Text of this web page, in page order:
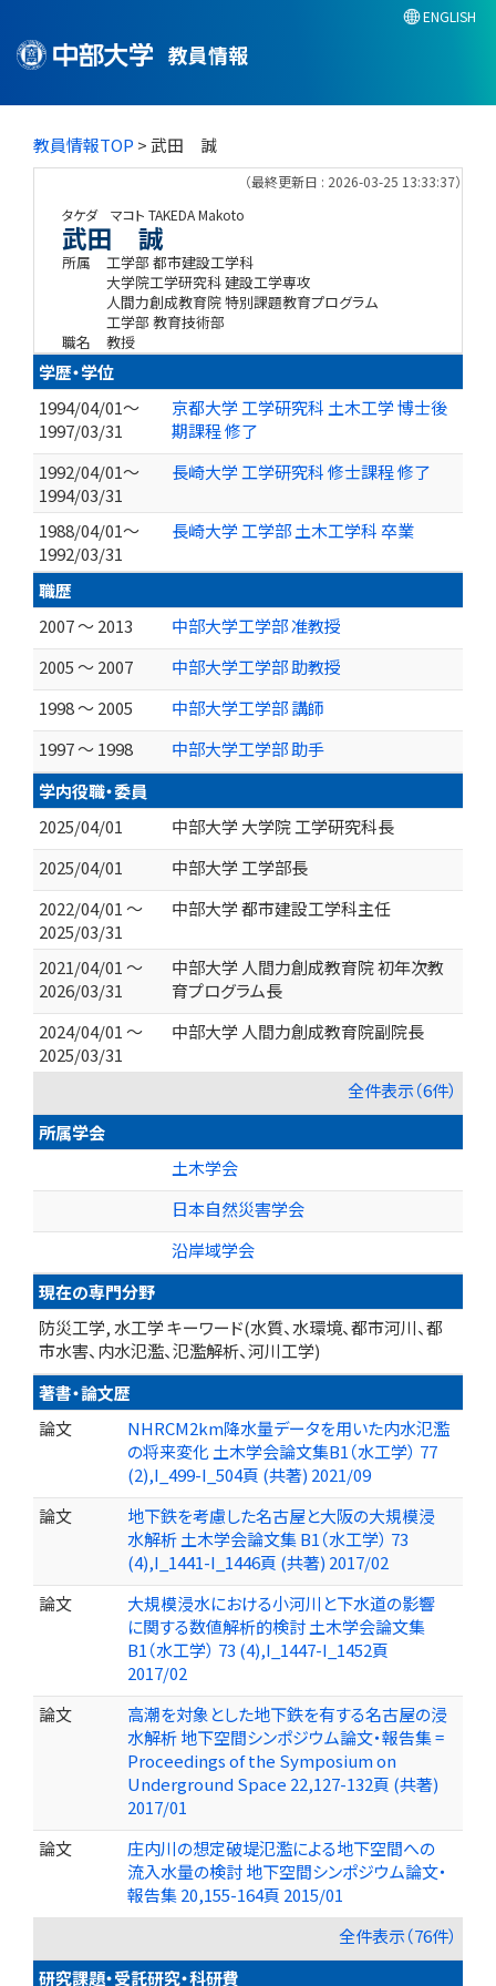
教員情報
ENGLISH
教員情報TOP > 武田 誠
（最終更新日 : 2026-03-25 13:33:37）
タケダ マコト TAKEDA Makoto
武田 誠
所属
工学部 都市建設工学科
大学院工学研究科 建設工学専攻
人間力創成教育院 特別課題教育プログラム
工学部 教育技術部
職名
教授
学歴・学位
1994/04/01～
1997/03/31
京都大学 工学研究科 土木工学 博士後
期課程 修了
1992/04/01～
1994/03/31
長崎大学 工学研究科 修士課程 修了
1988/04/01～
1992/03/31
長崎大学 工学部 土木工学科 卒業
職歴
2007 ～ 2013
中部大学工学部 准教授
2005 ～ 2007
中部大学工学部 助教授
1998 ～ 2005
中部大学工学部 講師
1997 ～ 1998
中部大学工学部 助手
学内役職・委員
2025/04/01
中部大学 大学院 工学研究科長
2025/04/01
中部大学 工学部長
2022/04/01 ～
2025/03/31
中部大学 都市建設工学科主任
2021/04/01 ～
2026/03/31
中部大学 人間力創成教育院 初年次教
育プログラム長
2024/04/01 ～
2025/03/31
中部大学 人間力創成教育院副院長
全件表示（6件）
所属学会
土木学会
日本自然災害学会
沿岸域学会
現在の専門分野
防災工学, 水工学 キーワード(水質、水環境、都市河川、都
市水害、内水氾濫、氾濫解析、河川工学)
著書・論文歴
論文
NHRCM2km降水量データを用いた内水氾濫
の将来変化 土木学会論文集B1（水工学） 77
(2),I_499-I_504頁 (共著) 2021/09
論文
地下鉄を考慮した名古屋と大阪の大規模浸
水解析 土木学会論文集 B1（水工学） 73
(4),I_1441-I_1446頁 (共著) 2017/02
論文
大規模浸水における小河川と下水道の影響
に関する数値解析的検討 土木学会論文集
B1（水工学） 73 (4),I_1447-I_1452頁
2017/02
論文
高潮を対象とした地下鉄を有する名古屋の浸
水解析 地下空間シンポジウム論文・報告集 =
Proceedings of the Symposium on
Underground Space 22,127-132頁 (共著)
2017/01
論文
庄内川の想定破堤氾濫による地下空間への
流入水量の検討 地下空間シンポジウム論文・
報告集 20,155-164頁 2015/01
全件表示（76件）
研究課題・受託研究・科研費